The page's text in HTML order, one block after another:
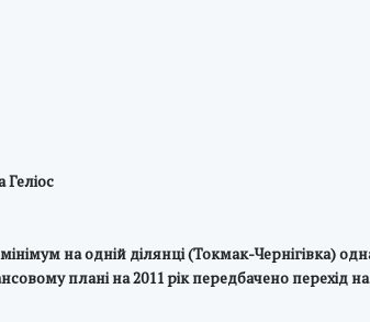
на одній ділянці (Токмак-Чернігівка)
плані на 2011 рік передбачено перехід